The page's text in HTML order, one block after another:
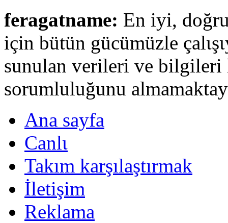
feragatname: En iyi,
için bütün gücümüzle
sunulan verileri ve bilgileri
sorumluluğunu
Ana sayfa
Canlι
Takım karşılaştırmak
İletişim
Reklama